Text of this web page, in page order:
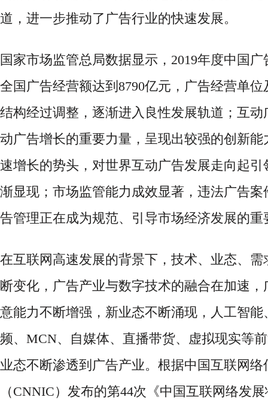
道，进一步推动了广告行业的快速发展。
国家市场监管总局数据显示， 2019年度中国
全国广告经营额达到8790亿元，广告经营单
结构经过调整，逐渐进入良性发展轨道；互动
动广告增长的重要力量，呈现出较强的创新能
速增长的势头，对世界互动广告发展走向起引
渐显现；市场监管能力成效显著，违法广告案
告管理正在成为规范、引导市场经济发展的重
在互联网高速发展的背景下，技术、业态、需
断变化，广告产业与数字技术的融合在加速
意能力不断增强，新业态不断涌现，人工智能
频、 MCN、自媒体、直播带货、虚拟现实等
业态不断渗透到广告产业。根据中国互联网络
（CNNIC）发布的第44次《中国互联网络发